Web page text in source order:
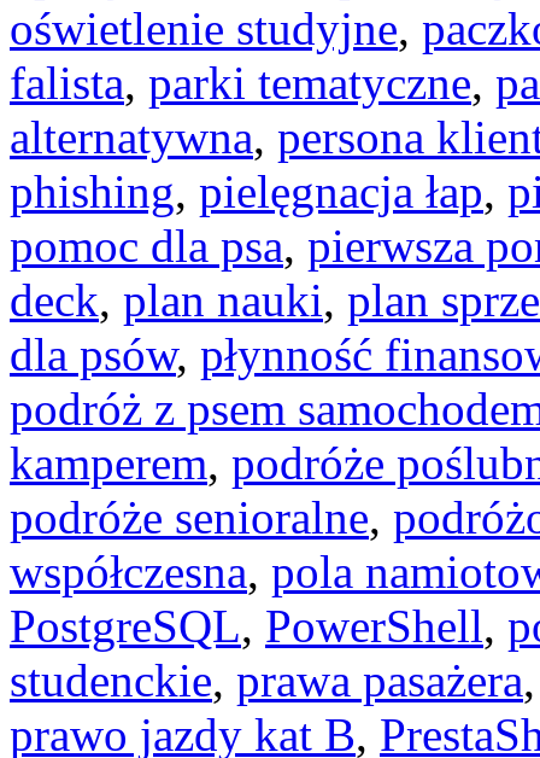
oświetlenie studyjne,
falista, parki tematyczne,
alternatywna, persona
phishing, pielęgnacja łap,
pomoc dla psa, pierwsza
deck, plan nauki, plan
dla psów, płynność
podróż z psem
kamperem, podróże
podróże senioralne,
współczesna, pola
PostgreSQL, PowerShell,
studenckie, prawa pasażera
prawo jazdy kat B,